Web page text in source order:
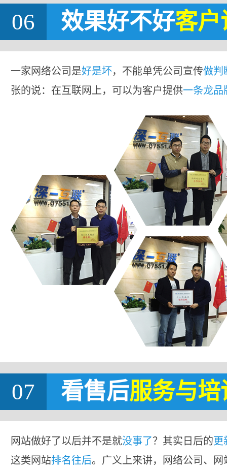
06 效果好不好客户
一家网络公司是好是坏，不能单凭公司宣传做判
张的说：在互联网上，可以为客户提供一条龙品
07 看售后服务与培
网站做好了以后并不是就没事了？其实日后的更
这类网站排名往后。广义上来讲，网络公司、